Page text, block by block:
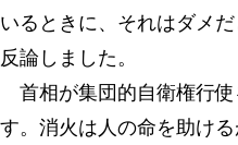
いるときに、それはダメ
反論しました。
首相が集団的自衛権行使
す。消火は人の命を助け